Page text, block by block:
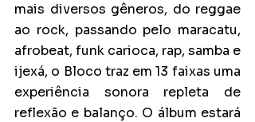
mais diversos gêneros, do reggae
ao rock, passando pelo maracatu,
afrobeat, funk carioca, rap, samba e
ijexá, o Bloco traz em 13 faixas uma
experiência sonora repleta de
reflexão e balanço. O álbum estará